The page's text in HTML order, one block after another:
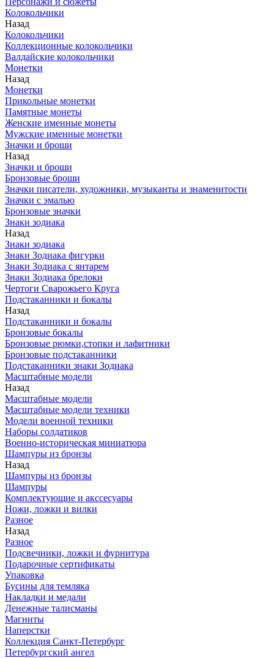
Колокольчики
Назад
Колокольчики
Коллекционные колокольчики
Валдайские колокольчики
Монетки
Назад
Монетки
Прикольные монетки
Памятные монеты
Женские именные монеты
Мужские именные монетки
Значки и броши
Назад
Значки и броши
Бронзовые броши
Значки писатели, художники, музыканты и знаменитости
Значки с эмалью
Бронзовые значки
Знаки зодиака
Назад
Знаки зодиака
Знаки Зодиака фигурки
Знаки Зодиака с янтарем
Знаки Зодиака брелоки
Чертоги Сварожьего Круга
Подстаканники и бокалы
Назад
Подстаканники и бокалы
Бронзовые бокалы
Бронзовые рюмки,стопки и лафитники
Бронзовые подстаканники
Подстаканники знаки Зодиака
Масштабные модели
Назад
Масштабные модели
Масштабные модели техники
Модели военной техники
Наборы солдатиков
Военно-историческая миниатюра
Шампуры из бронзы
Назад
Шампуры из бронзы
Шампуры
Комплектующие и акссесуары
Ножи, ложки и вилки
Разное
Назад
Разное
Подсвечники, ложки и фурнитура
Подарочные сертификаты
Упаковка
Бусины для темляка
Накладки и медали
Денежные талисманы
Магниты
Наперстки
Коллекция Санкт-Петербург
Петербургский ангел